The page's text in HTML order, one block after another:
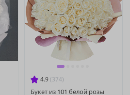
4.9 (374)
Букет из 101 белой розы